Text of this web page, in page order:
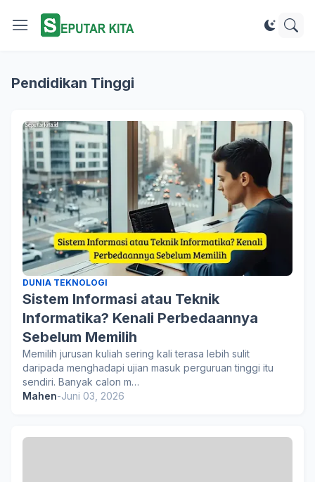
Pendidikan Tinggi
DUNIA TEKNOLOGI
Sistem Informasi atau Teknik
Informatika? Kenali Perbedaannya
Sebelum Memilih
Memilih jurusan kuliah sering kali terasa lebih sulit
daripada menghadapi ujian masuk perguruan tinggi itu
sendiri. Banyak calon m…
Mahen-Juni 03, 2026